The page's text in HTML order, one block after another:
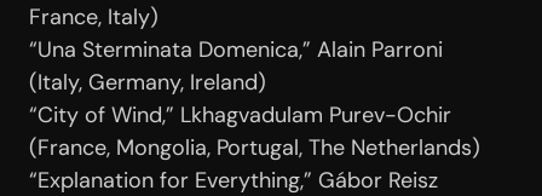
France, Italy)
“Una Sterminata Domenica,” Alain Parroni
(Italy, Germany, Ireland)
“City of Wind,” Lkhagvadulam Purev-Ochir
(France, Mongolia, Portugal, The Netherlands)
“Explanation for Everything,” Gábor Reisz